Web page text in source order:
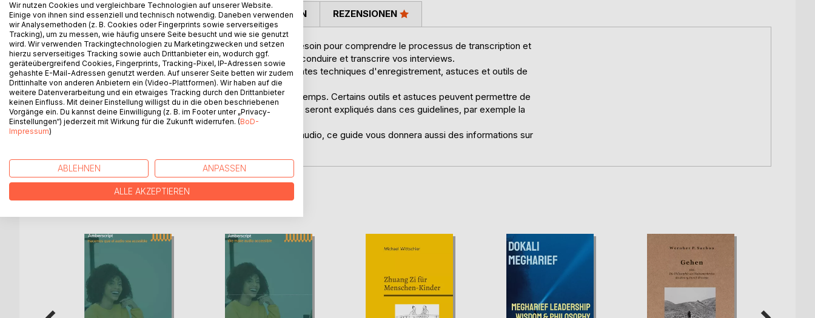
BESCHREIBUNG
Dans ce guide, vous trouverez tout ce dont vous aurez besoin pour comprendre le processus de transcription et
d'analyse de l'audio et de la vidéo, afin de mieux pouvoir conduire et transcrire vos interviews.
Les principaux sujets seront planifier le projet, les différentes techniques d'enregistrement, astuces et outils de
transcription et analyse du contenu.
Transcrire une interview peut demander énormément de temps. Certains outils et astuces peuvent permettre de
rendre le processus plus rapide et efficace. Les meilleurs seront expliqués dans ces guidelines, par exemple la
reconnaissance vocale.
Plus que la transcription d'entretiens et d'autres formats audio, ce guide vous donnera aussi des informations sur
AUTOR/IN PRESSESTIMMEN REZENSIONEN
WEITERE TITEL BEIBoD
Wir nutzen Cookies und vergleichbare Technologien auf unserer Website.
Einige von ihnen sind essenziell und technisch notwendig. Daneben verwenden
wir Analysemethoden (z. B. Cookies oder Fingerprints sowie serverseitiges
Tracking), um zu messen, wie häufig unsere Seite besucht und wie sie genutzt
wird. Wir verwenden Trackingtechnologien zu Marketingzwecken und setzen
hierzu serverseitiges Tracking sowie auch Drittanbieter ein, wodurch ggf.
geräteübergreifend Cookies, Fingerprints, Tracking-Pixel, IP-Adressen sowie
gehashte E-Mail-Adressen genutzt werden. Auf unserer Seite betten wir zudem
Drittinhalte von anderen Anbietern ein (Video-Plattformen). Wir haben auf die
weitere Datenverarbeitung und ein etwaiges Tracking durch den Drittanbieter
keinen Einfluss. Mit deiner Einstellung willigst du in die oben beschriebenen
Vorgänge ein. Du kannst deine Einwilligung (z. B. im Footer unter „Privacy-
Einstellungen“) jederzeit mit Wirkung für die Zukunft widerrufen. (BoD-
Impressum)
ABLEHNEN ANPASSEN
ALLE AKZEPTIEREN